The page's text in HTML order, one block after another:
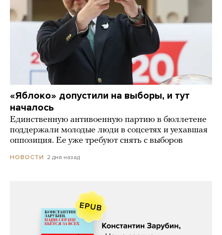
«Яблоко» допустили на выборы, и тут
началось
Единственную антивоенную партию в бюллетене
поддержали молодые люди в соцсетях и уехавшая
оппозиция. Ее уже требуют снять с выборов
НОВОСТИ 2 дня назад